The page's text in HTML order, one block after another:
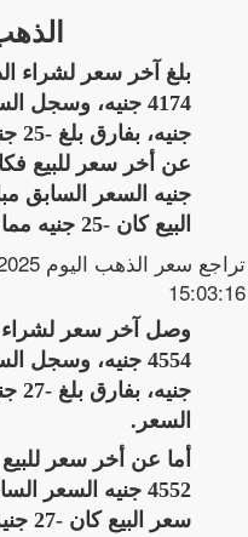
جنيه السعر السابق
البيع كان -25 جنيه مما عكس انخفاضا.
15:03:16
السعر.
4552 جنيه السعر
سعر البيع كان -27 جنيه.